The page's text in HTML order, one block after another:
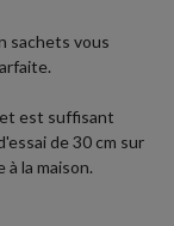
sachets vous
est suffisant
de 30 cm sur
la maison.